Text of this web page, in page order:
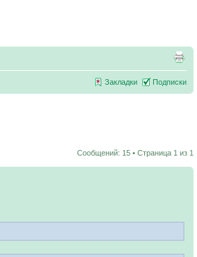
Закладки Подписки
Сообщений: 15 • Страница 1 из 1